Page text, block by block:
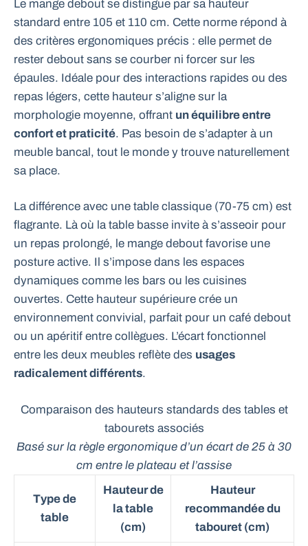
Le mange debout se distingue par sa hauteur
standard entre 105 et 110 cm. Cette norme répond à
des critères ergonomiques précis : elle permet de
rester debout sans se courber ni forcer sur les
épaules. Idéale pour des interactions rapides ou des
repas légers, cette hauteur s’aligne sur la
morphologie moyenne, offrant un équilibre entre
confort et praticité. Pas besoin de s’adapter à un
meuble bancal, tout le monde y trouve naturellement
sa place.
La différence avec une table classique (70-75 cm) est
flagrante. Là où la table basse invite à s’asseoir pour
un repas prolongé, le mange debout favorise une
posture active. Il s’impose dans les espaces
dynamiques comme les bars ou les cuisines
ouvertes. Cette hauteur supérieure crée un
environnement convivial, parfait pour un café debout
ou un apéritif entre collègues. L’écart fonctionnel
entre les deux meubles reflète des usages
radicalement différents.
Comparaison des hauteurs standards des tables et
tabourets associés
Basé sur la règle ergonomique d’un écart de 25 à 30
cm entre le plateau et l’assise
Type de
table
Hauteur de
la table
(cm)
Hauteur
recommandée du
tabouret (cm)